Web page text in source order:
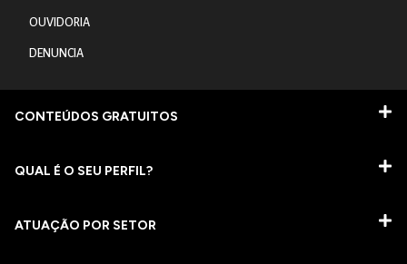
OUVIDORIA
DENUNCIA
CONTEÚDOS GRATUITOS
QUAL É O SEU PERFIL?
ATUAÇÃO POR SETOR